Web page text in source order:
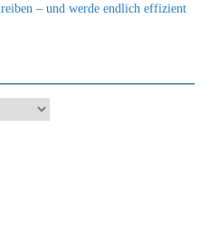
– und werde endlich effizient